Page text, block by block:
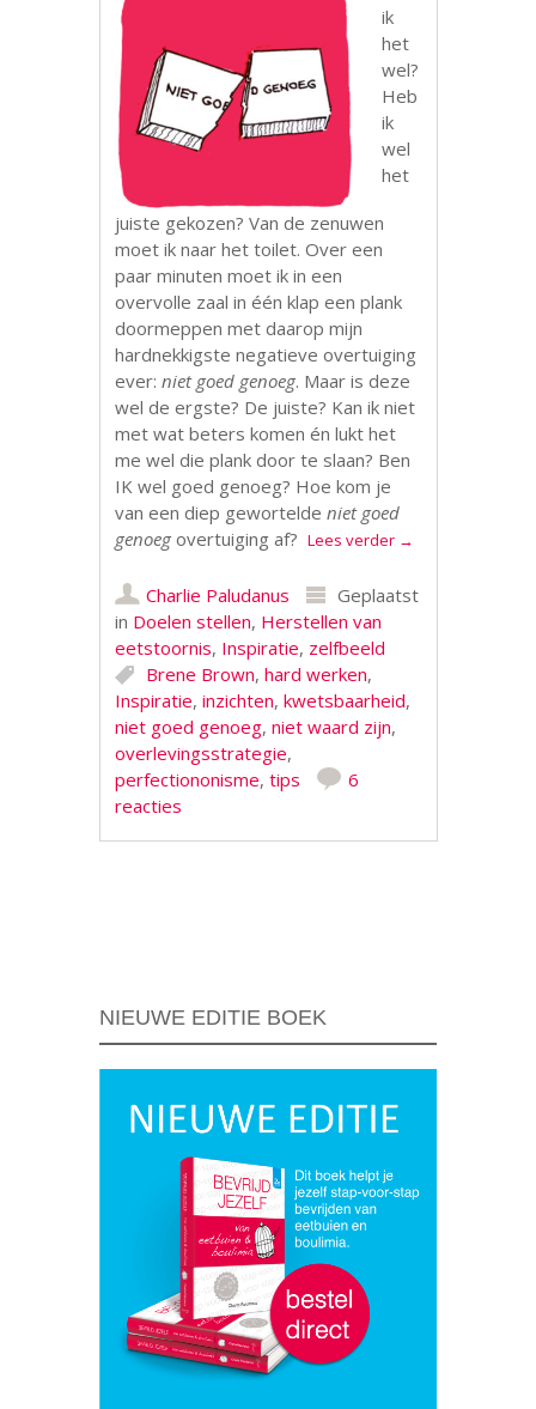
ik
het
wel?
Heb
ik
wel
het
juiste gekozen? Van de zenuwen
moet ik naar het toilet. Over een
paar minuten moet ik in een
overvolle zaal in één klap een plank
doormeppen met daarop mijn
hardnekkigste negatieve overtuiging
ever:niet goed genoeg. Maar is deze
wel de ergste? De juiste? Kan ik niet
met wat beters komen én lukt het
me wel die plank door te slaan? Ben
IK wel goed genoeg? Hoe kom je
van een diep geworteldeniet goed
genoegovertuiging af?Lees verder →
Charlie Paludanus
Geplaatst
in Doelen stellen, Herstellen van
eetstoornis, Inspiratie, zelfbeeld
Brene Brown,hard werken,
Inspiratie,inzichten,kwetsbaarheid,
niet goed genoeg,niet waard zijn,
overlevingsstrategie,
perfectiononisme,tips
6
reacties
NIEUWE EDITIE BOEK